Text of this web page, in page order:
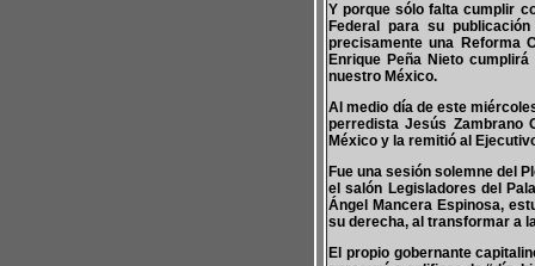
Y porque sólo falta cumplir
Federal para su
precisamente una Reforma
Enrique Peña Nieto
nuestro México.
Al medio día de este
perredista Jesús Zambrano
México y la remitió al
Fue una sesión solemne del
el salón Legisladores del
Ángel Mancera Espinosa,
su derecha, al transformar a
El propio gobernante